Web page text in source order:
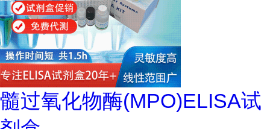
髓过氧化物酶(MPO)ELISA试